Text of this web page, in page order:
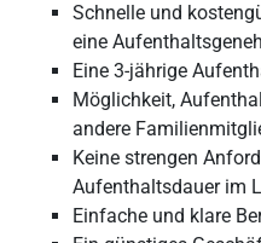
Schnelle und
eine
Eine 3-jährige
Möglichkeit,
andere
Keine strengen
Aufenthaltsdauer im
Einfache und klare